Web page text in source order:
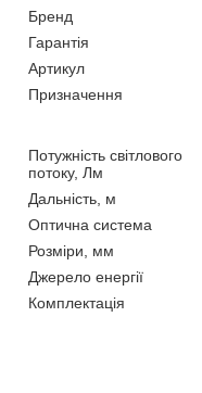
Бренд
Гарантія
Артикул
Призначення
Потужність світлового
потоку, Лм
Дальність, м
Оптична система
Розміри, мм
Джерело енергії
Комплектація